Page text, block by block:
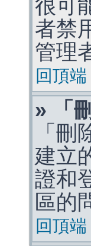
很可
者禁
管理
回頂端
» 「
「
建立
證和
區的
回頂端